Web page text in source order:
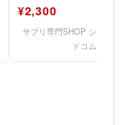
にEAA配合 H
¥2,300
サプリ専門SHOP シー
ドコムス